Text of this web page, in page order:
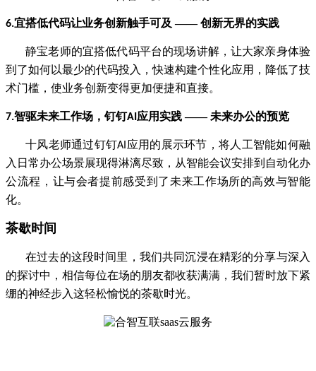
6.宜搭低代码让业务创新触手可及 —— 创新无界的实践
静宝老师的宜搭低代码平台的现场讲解，让大家亲身体验
到了如何以最少的代码投入，快速构建个性化应用，降低了技
术门槛，使业务创新变得更加便捷和直接。
7.智驱未来工作场，钉钉AI 应用实践 —— 未来办公的预览
十风老师通过钉钉AI 应用的展示环节，将人工智能如何融
入日常办公场景展现得淋漓尽致，从智能会议安排到自动化办
公流程，让与会者提前感受到了未来工作场所的高效与智能
化。
茶歇时间
在过去的这段时间里，我们共同沉浸在精彩的分享与深入
的探讨中，相信每位在场的朋友都收获满满，我们暂时放下紧
绷的神经步入这轻松愉悦的茶歇时光。